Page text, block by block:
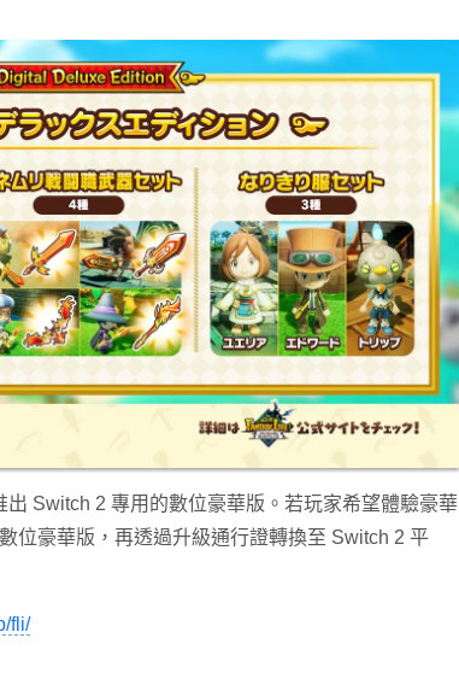
Switch 2 專用的數位豪華版。若玩家希望體驗豪華
位豪華版，再透過升級通行證轉換至 Switch 2 平
fli/